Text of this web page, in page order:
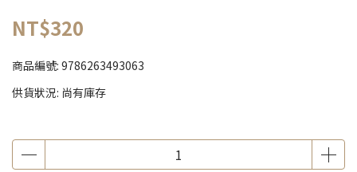
NT$320
商品編號: 9786263493063
供貨狀況: 尚有庫存